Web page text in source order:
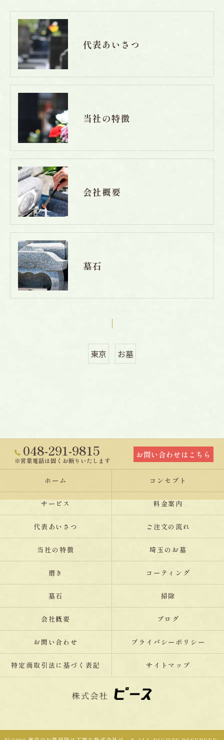
代表あいさつ
当社の特徴
会社概要
墓石
東京 お墓
048-291-9815
※営業電話は固くお断りいたします
お問い合わせはこちら
ホーム コンセプト
サービス 料金案内
代表あいさつ ご注文の流れ
当社の特徴 埼玉のお墓
磨き コーティング
墓石 掃除
会社概要 ブログ
お問い合わせ プライバシーポリシー
特定商取引法に基づく表記 サイトマップ